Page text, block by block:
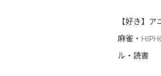
【好き】ア
麻雀・
ル・読書